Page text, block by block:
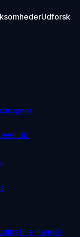
Udforsk
Up
til e-handel